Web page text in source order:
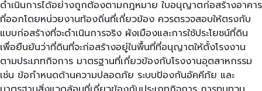
ดำเนินการได้อย่างถูกต้องตามกฎหมาย ใบอนุญาตก่อสร้างอาคาร
ที่ออกโดยหน่วยงานท้องถิ่นที่เกี่ยวข้อง ควรตรวจสอบให้ตรงกับ
แบบก่อสร้างที่จะดำเนินการจริง ผังเมืองและการใช้ประโยชน์ที่ดิน
เพื่อยืนยันว่าที่ดินที่จะก่อสร้างอยู่ในพื้นที่ที่อนุญาตให้ตั้งโรงงาน
ตามประเภทกิจการ มาตรฐานที่เกี่ยวข้องกับโรงงานอุตสาหกรรม
เช่น ข้อกำหนดด้านความปลอดภัย ระบบป้องกันอัคคีภัย และ